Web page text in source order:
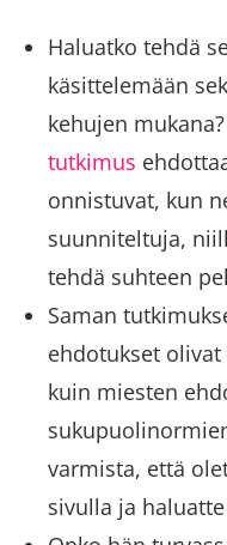
Haluatko tehdä
käsittelemään
kehujen mukana?
tutkimus
onnistuvat, kun
suunniteltuja,
tehdä suhteen
Saman
ehdotukset
kuin miesten
varmista, että
sivulla ja